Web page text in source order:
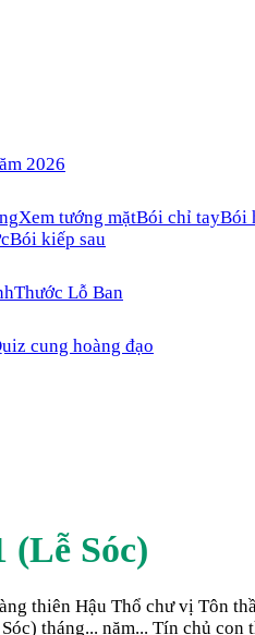
2026
Xem tướng mặtBói chỉ tayBói
Bói kiếp sau
Thước Lỗ Ban
cung hoàng đạo
(Lễ Sóc)
thiên Hậu Thổ chư vị Tôn
tháng... năm... Tín chủ con